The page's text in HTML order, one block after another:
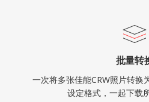
批量转
一次将多张佳能CRW照片转换
设定格式，一起下载